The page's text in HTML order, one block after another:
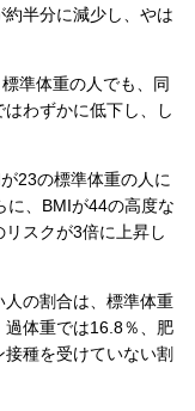
半分に減少し、やは
準体重の人でも、同
わずかに低下し、し
23の標準体重の人に
に、BMIが44の高度な
スクが3倍に上昇し
の割合は、標準体重
体重では16.8％、肥
種を受けていない割